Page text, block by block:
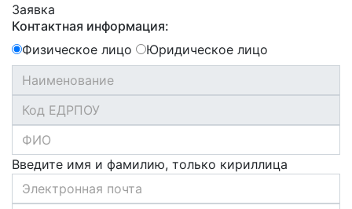
Заявка
Контактная информация:
Физическое лицо
Юридическое лицо
Введите имя и фамилию, только кириллица